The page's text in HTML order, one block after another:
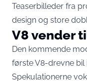
Teaserbilleder fra
design og store
V8 vender
Den kommende
første V8-drevne bil
Spekulationerne